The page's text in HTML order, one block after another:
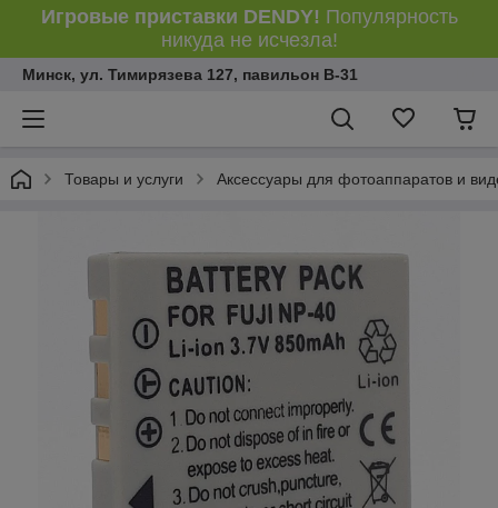
Игровые приставки DENDY! Популярность
никуда не исчезла!
Минск, ул. Тимирязева 127, павильон В-31
Товары и услуги Аксессуары для фотоаппаратов и